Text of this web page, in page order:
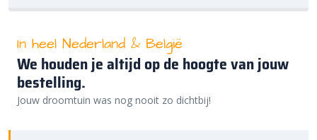
In heel Nederland & België
We houden je altijd op de hoogte van jouw
bestelling.
Jouw droomtuin was nog nooit zo dichtbij!